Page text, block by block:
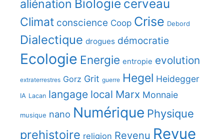
aliénation Biologie cerveau
Climat conscience Coop Crise Debord
Dialectique drogues démocratie
Ecologie Energie entropie evolution
extraterrestres Gorz Grit guerre Hegel Heidegger
IA Lacan langage local Marx Monnaie
musique nano Numérique Physique
prehistoire religion Revenu Revue